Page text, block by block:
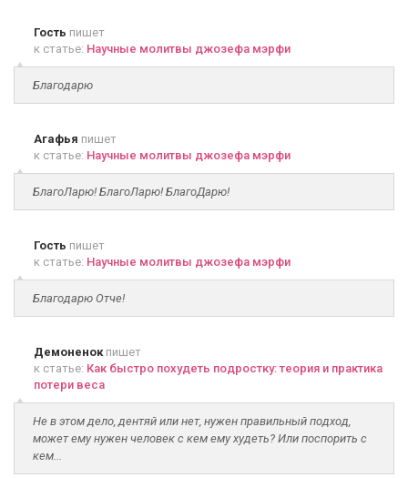
Гость пишет
к статье: Научные молитвы джозефа мэрфи
Благодарю
Агафья пишет
к статье: Научные молитвы джозефа мэрфи
БлагоЛарю! БлагоЛарю! БлагоДарю!
Гость пишет
к статье: Научные молитвы джозефа мэрфи
Благодарю Отче!
Демоненокпишет
к статье: Как быстро похудеть подростку: теория и практика
потери веса
Не в этом дело, дентяй или нет, нужен правильный подход,
может ему нужен человек с кем ему худеть? Или поспорить с
кем...